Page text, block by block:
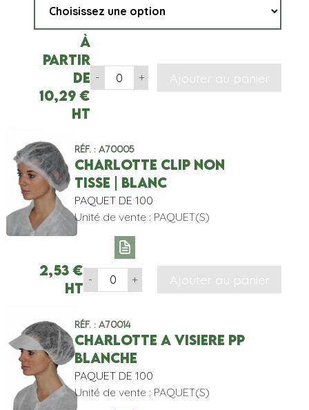
À
partir
de
10,29 €
HT
- + Ajouter au panier
Réf. : A70005
CHARLOTTE CLIP NON
TISSE | BLANC
PAQUET DE 100
Unité de vente : PAQUET(S)
2,53€
HT
- + Ajouter au panier
Réf. : A70014
CHARLOTTE A VISIERE PP
BLANCHE
PAQUET DE 100
Unité de vente : PAQUET(S)